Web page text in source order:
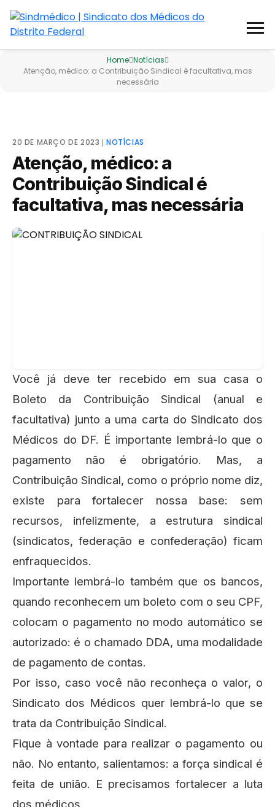
Home Notícias
Atenção, médico: a Contribuição Sindical é facultativa, mas
necessária
20 DE MARÇO DE 2023 ❘NOTÍCIAS
Atenção, médico: a
Contribuição Sindical é
facultativa, mas necessária
Você já deve ter recebido em sua casa o
Boleto da Contribuição Sindical (anual e
facultativa) junto a uma carta do Sindicato dos
Médicos do DF. É importante lembrá-lo que o
pagamento não é obrigatório. Mas, a
Contribuição Sindical, como o próprio nome diz,
existe para fortalecer nossa base: sem
recursos, infelizmente, a estrutura sindical
(sindicatos, federação e confederação) ficam
enfraquecidos.
Importante lembrá-lo também que os bancos,
quando reconhecem um boleto com o seu CPF,
colocam o pagamento no modo automático se
autorizado: é o chamado DDA, uma modalidade
de pagamento de contas.
Por isso, caso você não reconheça o valor, o
Sindicato dos Médicos quer lembrá-lo que se
trata da Contribuição Sindical.
Fique à vontade para realizar o pagamento ou
não. No entanto, salientamos: a força sindical é
feita de união. E precisamos fortalecer a luta
dos médicos.